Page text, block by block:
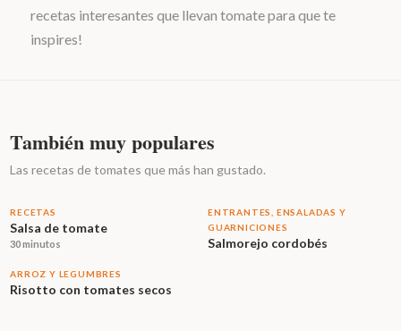
recetas interesantes que llevan tomate para que te
inspires!
También muy populares
Las recetas de tomates que más han gustado.
RECETAS
Salsa de tomate
30 minutos
ENTRANTES, ENSALADAS Y
GUARNICIONES
Salmorejo cordobés
ARROZ Y LEGUMBRES
Risotto con tomates secos